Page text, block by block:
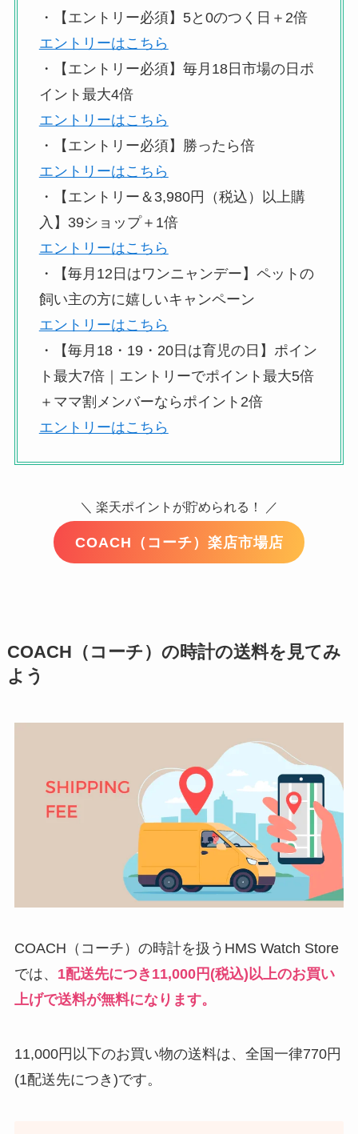
・【エントリー必須】5と0のつく日＋2倍
エントリーはこちら
・【エントリー必須】毎月18日市場の日ポ
イント最大4倍
エントリーはこちら
・【エントリー必須】勝ったら倍
エントリーはこちら
・【エントリー＆3,980円（税込）以上購
入】39ショップ＋1倍
エントリーはこちら
・【毎月12日はワンニャンデー】ペットの
飼い主の方に嬉しいキャンペーン
エントリーはこちら
・【毎月18・19・20日は育児の日】ポイン
ト最大7倍｜エントリーでポイント最大5倍
＋ママ割メンバーならポイント2倍
エントリーはこちら
＼ 楽天ポイントが貯められる！ ／
COACH（コーチ）楽店市場店
COACH（コーチ）の時計の送料を見てみ
よう
COACH（コーチ）の時計を扱うHMS Watch Store
では、 1配送先につき11,000円(税込)以上のお買い
上げで送料が無料になります。
11,000円以下のお買い物の送料は、全国一律770円
(1配送先につき)です。